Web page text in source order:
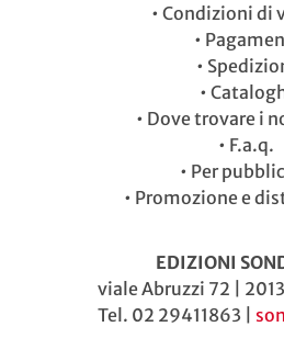
• Condizioni di
•
•
•
• Dove trovare i
• F.a.q.
• Per
• Promozione e
EDIZIONI
viale Abruzzi 72 |
Tel. 02 29411863 |